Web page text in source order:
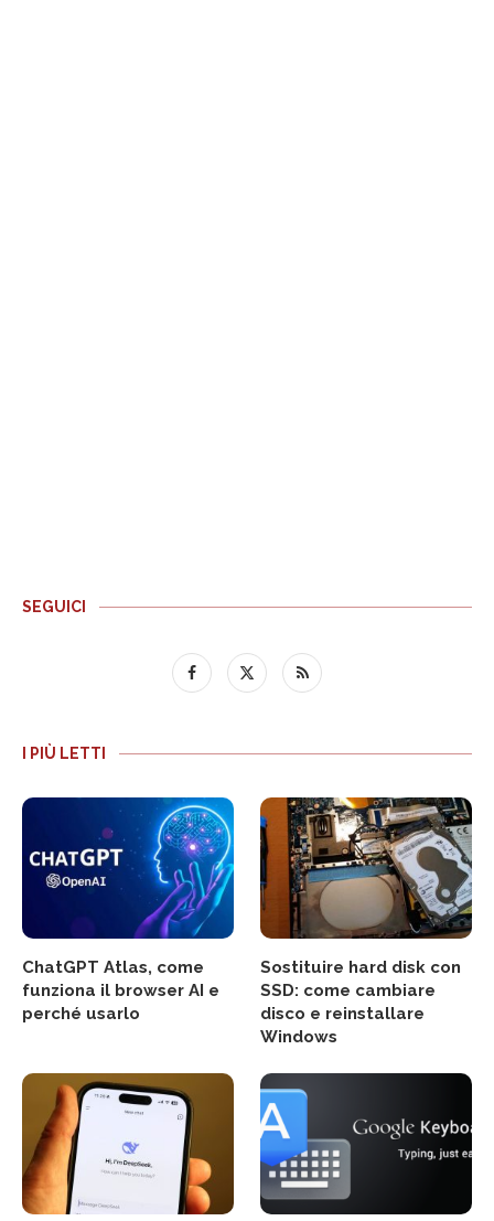
SEGUICI
I PIÙ LETTI
ChatGPT Atlas, come
funziona il browser AI e
perché usarlo
Sostituire hard disk con
SSD: come cambiare
disco e reinstallare
Windows